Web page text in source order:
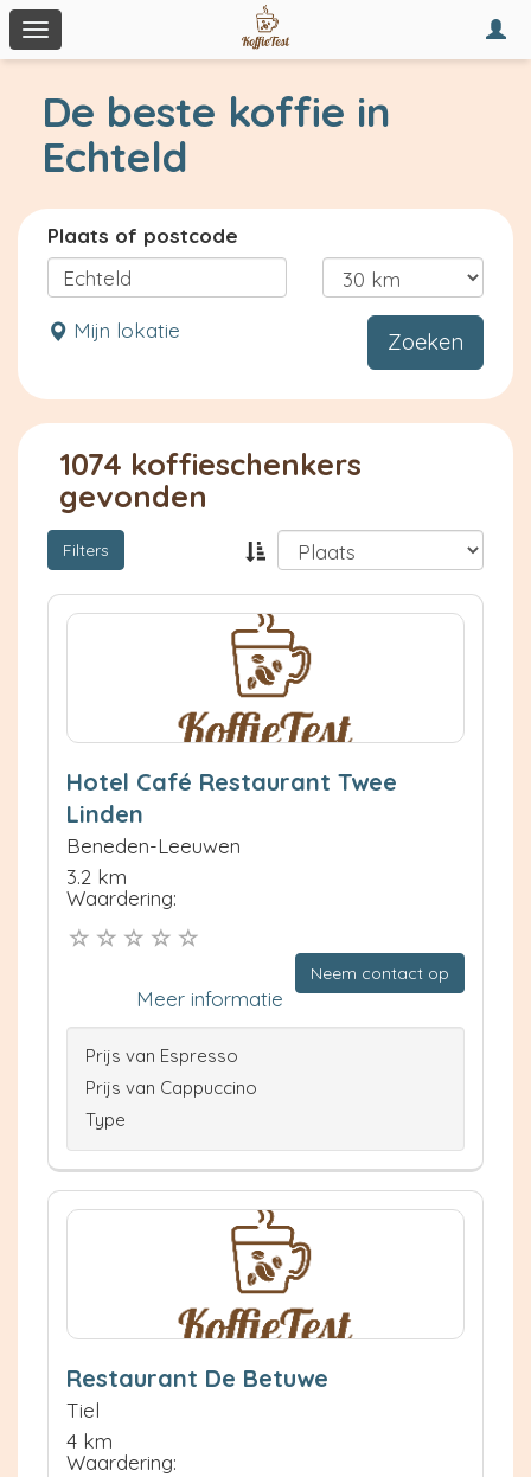
Toggle
navigation
De beste koffie in
Echteld
Plaats of postcode
Mijn lokatie Zoeken
1074 koffieschenkers
gevonden
Filters
Hotel Café Restaurant Twee
Linden
Beneden-Leeuwen
3.2 km
Waardering:
Neem contact op
Meer informatie
Prijs van Espresso
Prijs van Cappuccino
Type
Restaurant De Betuwe
Tiel
4 km
Waardering: